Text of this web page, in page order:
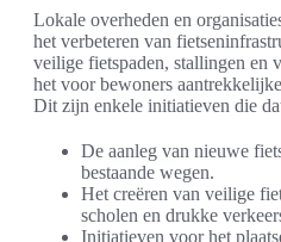
Lokale overheden en
het verbeteren van
veilige fietspaden, stallingen en
het voor bewoners
Dit zijn enkele initiatieven die
De aanleg van nieuwe
bestaande wegen.
Het creëren van veilige
scholen en drukke
Initiatieven voor het